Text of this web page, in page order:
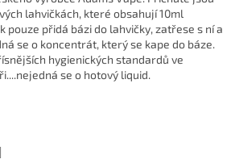
lahvičkách, které obsahují 10ml
pouze přidá bázi do lahvičky, zatřese s ní a
se o koncentrát, který se kape do báze.
hygienických standardů ve
se o hotový liquid.